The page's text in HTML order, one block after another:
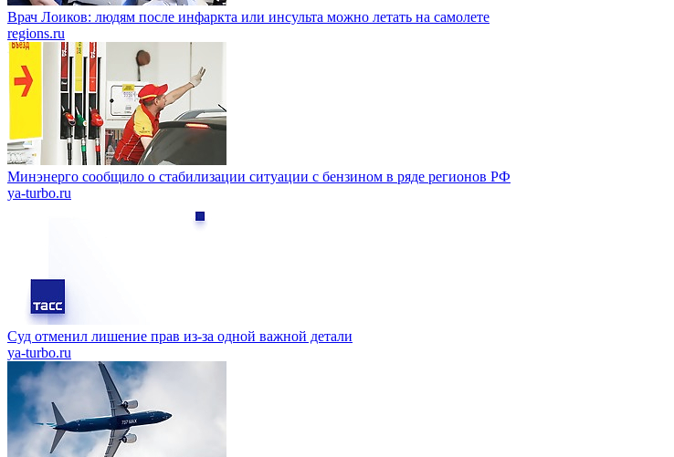
Врач Лоиков: людям после инфаркта или инсульта можно летать на самолете
regions.ru
Минэнерго сообщило о стабилизации ситуации с бензином в ряде регионов РФ
ya-turbo.ru
Суд отменил лишение прав из-за одной важной детали
ya-turbo.ru